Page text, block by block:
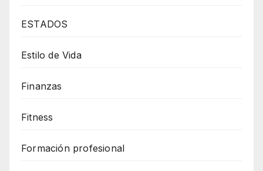
ESTADOS
Estilo de Vida
Finanzas
Fitness
Formación profesional